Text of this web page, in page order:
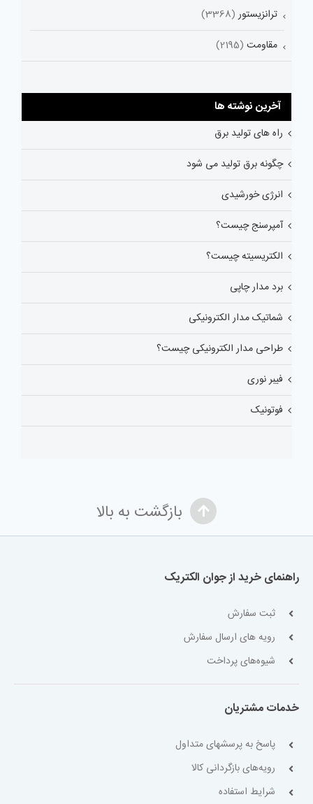
ترانزیستور (3368)
مقاومت (2195)
آخرین نوشته ها
راه های تولید برق
چگونه برق تولید می شود
انرژی خورشیدی
آمپرسنج چیست؟
الکتریسیته چیست؟
برد مدار چاپی
شماتیک مدار الکترونیکی
طراحی مدار الکترونیکی چیست؟
فیبر نوری
فوتونیک
بازگشت به بالا
راهنمای خرید از جوان الکتریک
ثبت سفارش
رویه های ارسال سفارش
شیوه‌های پرداخت
خدمات مشتریان
پاسخ به پرسشهای متداول
رویه‌های بازگردانی کالا
شرایط استفاده